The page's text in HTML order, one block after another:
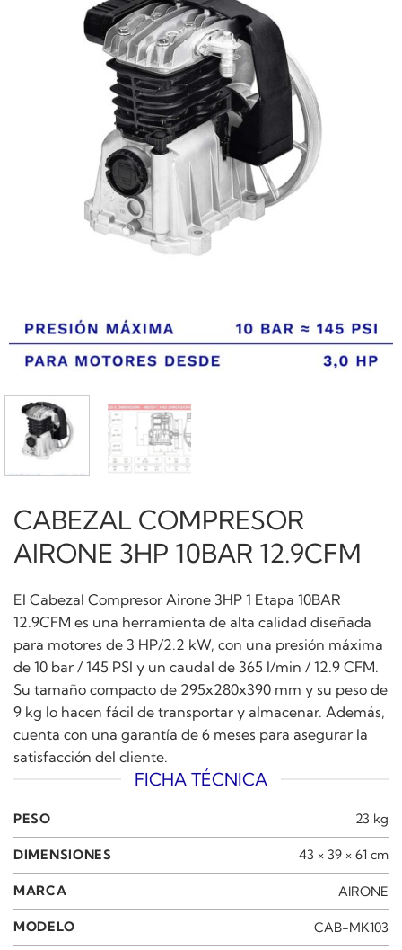
CABEZAL COMPRESOR
AIRONE 3HP 10BAR 12.9CFM
El Cabezal Compresor Airone 3HP 1 Etapa 10BAR
12.9CFM es una herramienta de alta calidad diseñada
para motores de 3 HP/2.2 kW, con una presión máxima
de 10 bar / 145 PSI y un caudal de 365 l/min / 12.9 CFM.
Su tamaño compacto de 295x280x390 mm y su peso de
9 kg lo hacen fácil de transportar y almacenar. Además,
cuenta con una garantía de 6 meses para asegurar la
satisfacción del cliente.
FICHA TÉCNICA
PESO 23 kg
DIMENSIONES 43 × 39 × 61 cm
MARCA AIRONE
MODELO CAB-MK103